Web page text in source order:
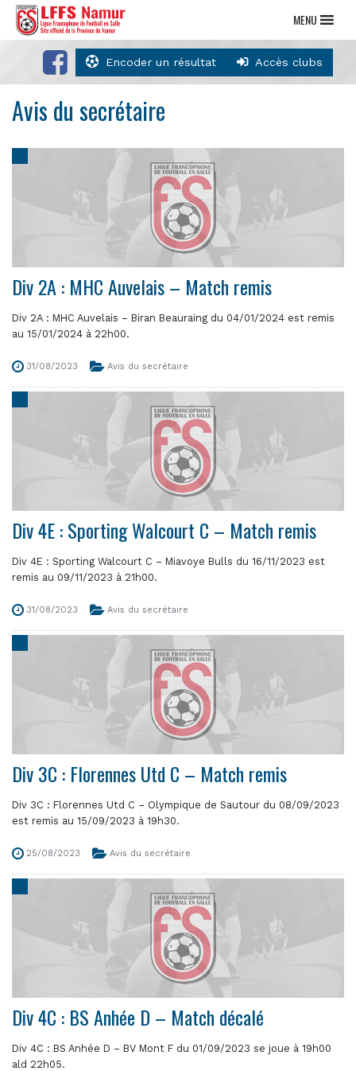
Encoder un résultat Accès clubs
MENU
Avis du secrétaire
Div 2A : MHC Auvelais – Match remis
Div 2A : MHC Auvelais – Biran Beauraing du 04/01/2024 est remis
au 15/01/2024 à 22h00.
31/08/2023 Avis du secrétaire
Div 4E : Sporting Walcourt C – Match remis
Div 4E : Sporting Walcourt C – Miavoye Bulls du 16/11/2023 est
remis au 09/11/2023 à 21h00.
31/08/2023 Avis du secrétaire
Div 3C : Florennes Utd C – Match remis
Div 3C : Florennes Utd C – Olympique de Sautour du 08/09/2023
est remis au 15/09/2023 à 19h30.
25/08/2023 Avis du secrétaire
Div 4C : BS Anhée D – Match décalé
Div 4C : BS Anhée D – BV Mont F du 01/09/2023 se joue à 19h00
ald 22h05.